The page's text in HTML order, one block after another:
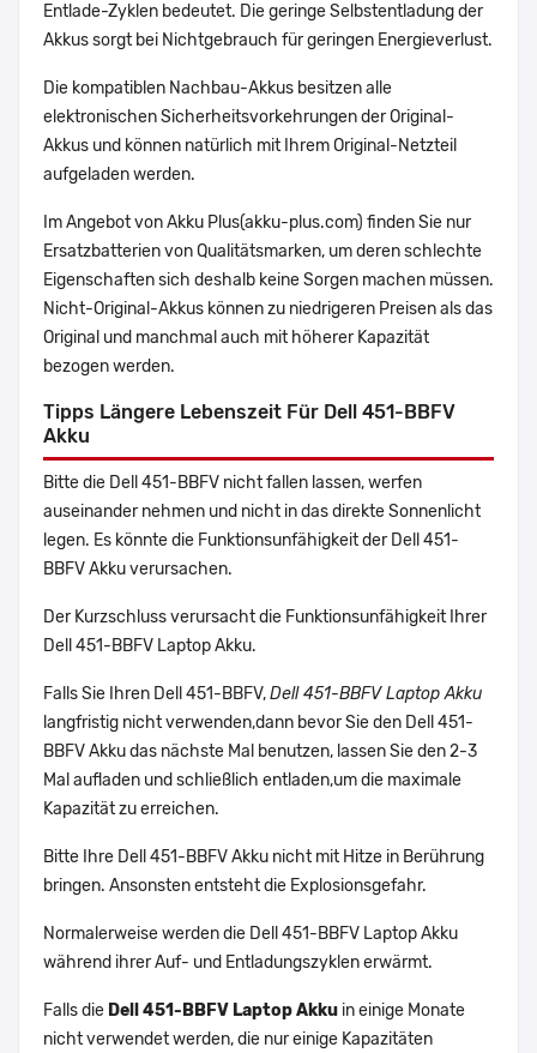
Entlade-Zyklen bedeutet. Die geringe Selbstentladung der
Akkus sorgt bei Nichtgebrauch für geringen Energieverlust.
Die kompatiblen Nachbau-Akkus besitzen alle
elektronischen Sicherheitsvorkehrungen der Original-
Akkus und können natürlich mit Ihrem Original-Netzteil
aufgeladen werden.
Im Angebot von Akku Plus(akku-plus.com) finden Sie nur
Ersatzbatterien von Qualitätsmarken, um deren schlechte
Eigenschaften sich deshalb keine Sorgen machen müssen.
Nicht-Original-Akkus können zu niedrigeren Preisen als das
Original und manchmal auch mit höherer Kapazität
bezogen werden.
Tipps Längere Lebenszeit Für Dell 451-BBFV
Akku
Bitte die Dell 451-BBFV nicht fallen lassen, werfen
auseinander nehmen und nicht in das direkte Sonnenlicht
legen. Es könnte die Funktionsunfähigkeit der Dell 451-
BBFV Akku verursachen.
Der Kurzschluss verursacht die Funktionsunfähigkeit Ihrer
Dell 451-BBFV Laptop Akku.
Falls Sie Ihren Dell 451-BBFV,Dell 451-BBFV Laptop Akku
langfristig nicht verwenden,dann bevor Sie den Dell 451-
BBFV Akku das nächste Mal benutzen, lassen Sie den 2-3
Mal aufladen und schließlich entladen,um die maximale
Kapazität zu erreichen.
Bitte Ihre Dell 451-BBFV Akku nicht mit Hitze in Berührung
bringen. Ansonsten entsteht die Explosionsgefahr.
Normalerweise werden die Dell 451-BBFV Laptop Akku
während ihrer Auf- und Entladungszyklen erwärmt.
Falls die Dell 451-BBFV Laptop Akku in einige Monate
nicht verwendet werden, die nur einige Kapazitäten